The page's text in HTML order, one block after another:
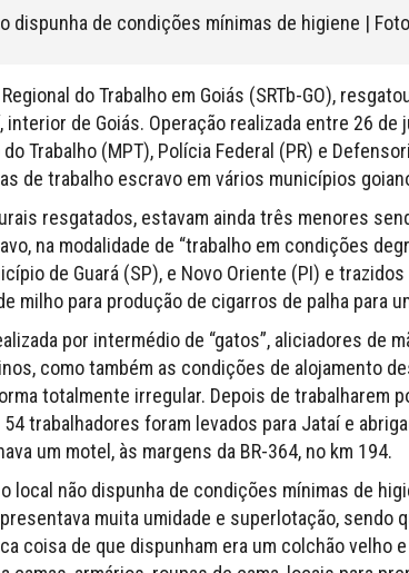
dispunha de condições mínimas de higiene |
do Trabalho em Goiás (SRTb-GO),
interior de Goiás. Operação realizada entre 26 de
Trabalho (MPT), Polícia Federal (PR) e
de trabalho escravo em vários municípios
resgatados, estavam ainda três menores
na modalidade de “trabalho em condições
de Guará (SP), e Novo Oriente (PI) e trazidos
milho para produção de cigarros de palha para
por intermédio de “gatos”, aliciadores de
como também as condições de alojamento
totalmente irregular. Depois de trabalharem
trabalhadores foram levados para Jataí e
um motel, às margens da BR-364, no km 194.
local não dispunha de condições mínimas de
muita umidade e superlotação, sendo
coisa de que dispunham era um colchão velho